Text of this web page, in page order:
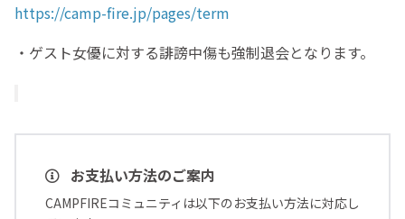
https://camp-fire.jp/pages/term
・ゲスト女優に対する誹謗中傷も強制退会となります。
お支払い方法のご案内
CAMPFIREコミュニティは以下のお支払い方法に対応し